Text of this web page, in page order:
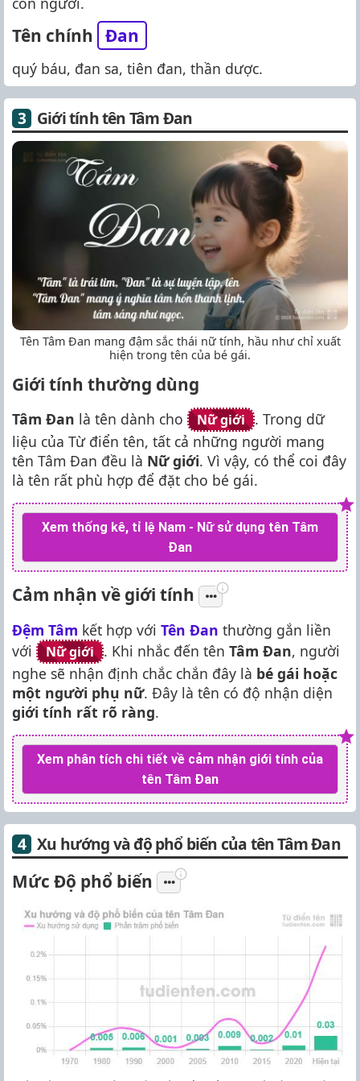
Tên chính Đan
quý báu, đan sa, tiên đan, thần dược.
Giới tính tên Tâm Đan
Tên Tâm Đan mang đậm sắc thái nữ tính, hầu như chỉ xuất
hiện trong tên của bé gái.
Giới tính thường dùng
Tâm Đan là tên dành cho Nữ giới . Trong dữ
liệu của Từ điển tên, tất cả những người mang
tên Tâm Đan đều là Nữ giới. Vì vậy, có thể coi đây
là tên rất phù hợp để đặt cho bé gái.
Xem thống kê, tỉ lệ Nam - Nữ sử dụng tên Tâm
Đan
Cảm nhận về giới tính
Đệm Tâm kết hợp với Tên Đan thường gắn liền
với
Nữ giới . Khi nhắc đến tên Tâm Đan, người
nghe sẽ nhận định chắc chắn đây là bé gái hoặc
một người phụ nữ. Đây là tên có độ nhận diện
giới tính rất rõ ràng.
Xem phân tích chi tiết về cảm nhận giới tính của
tên Tâm Đan
Xu hướng và độ phổ biến của tên Tâm Đan
Mức Độ phổ biến